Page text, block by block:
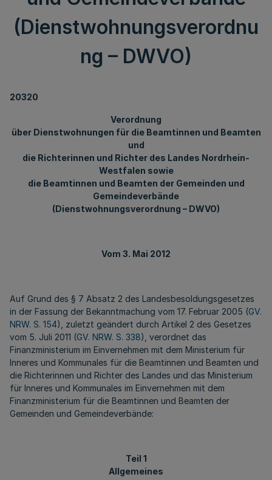
(Dienstwohnungsverordnu
ng – DWVO)
20320
Verordnung
über Dienstwohnungen für die Beamtinnen und Beamten
und
die Richterinnen und Richter des Landes Nordrhein-
Westfalen sowie
die Beamtinnen und Beamten der Gemeinden und
Gemeindeverbände
(Dienstwohnungsverordnung – DWVO)
Vom 3. Mai 2012
Auf Grund des § 7 Absatz 2 des Landesbesoldungsgesetzes
in der Fassung der Bekanntmachung vom 17. Februar 2005 (GV.
NRW. S. 154), zuletzt geändert durch Artikel 2 des Gesetzes
vom 5. Juli 2011 (GV. NRW. S. 338), verordnet das
Finanzministerium im Einvernehmen mit dem Ministerium für
Inneres und Kommunales für die Beamtinnen und Beamten und
die Richterinnen und Richter des Landes und das Ministerium
für Inneres und Kommunales im Einvernehmen mit dem
Finanzministerium für die Beamtinnen und Beamten der
Gemeinden und Gemeindeverbände:
Teil 1
Allgemeines